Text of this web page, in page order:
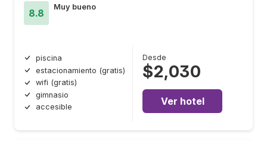
8.8
Muy bueno
piscina
estacionamiento (gratis)
wifi (gratis)
gimnasio
accesible
Desde
$2,030
Ver hotel